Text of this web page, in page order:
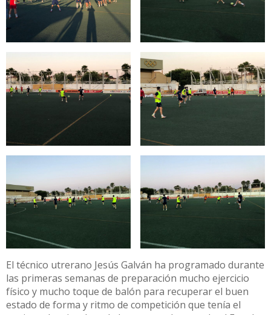
El técnico utrerano Jesús Galván ha programado durante
las primeras semanas de preparación mucho ejercicio
físico y mucho toque de balón para recuperar el buen
estado de forma y ritmo de competición que tenía el